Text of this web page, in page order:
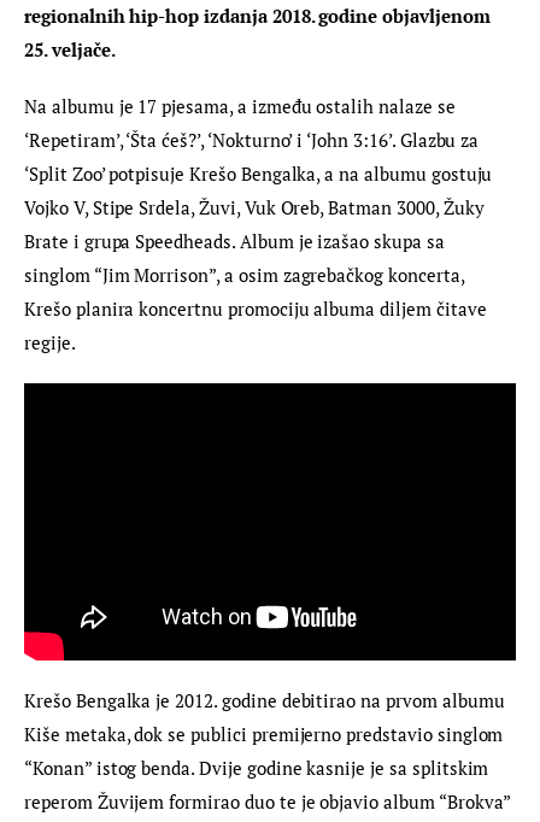
regionalnih hip-hop izdanja 2018. godine objavljenom
25. veljače.
Na albumu je 17 pjesama, a između ostalih nalaze se
‘Repetiram’, ‘Šta ćeš?’, ‘Nokturno’ i ‘John 3:16’. Glazbu za
‘Split Zoo’ potpisuje Krešo Bengalka, a na albumu gostuju
Vojko V, Stipe Srdela, Žuvi, Vuk Oreb, Batman 3000, Žuky
Brate i grupa Speedheads. Album je izašao skupa sa
singlom “Jim Morrison”, a osim zagrebačkog koncerta,
Krešo planira koncertnu promociju albuma diljem čitave
regije.
Krešo Bengalka je 2012. godine debitirao na prvom albumu
Kiše metaka, dok se publici premijerno predstavio singlom
“Konan” istog benda. Dvije godine kasnije je sa splitskim
reperom Žuvijem formirao duo te je objavio album “Brokva”